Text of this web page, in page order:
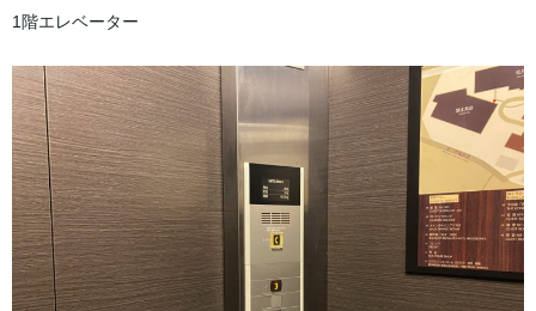
1階エレベーター